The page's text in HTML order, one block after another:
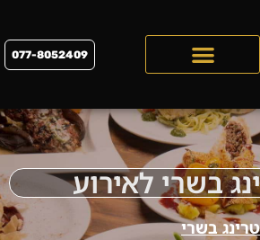
077-8052409
בשרי לאירוע
בשרי